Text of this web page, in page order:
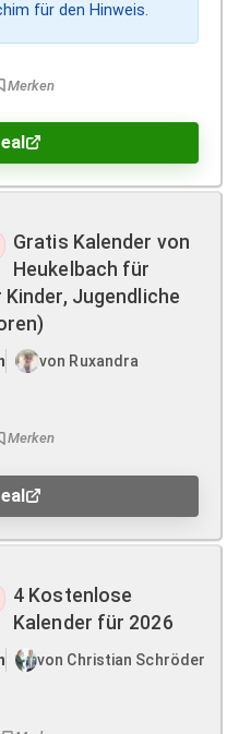
für den Hinweis.
Gratis Kalender von
Heukelbach für
Jugendliche
von Ruxandra
4 Kostenlose
Kalender für 2026
von Christian Schröder